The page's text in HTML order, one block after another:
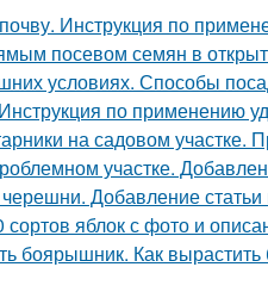
Инструкция по
посевом семян в
условиях. Способы
по применению
на садовом участке.
участке.
Добавление статьи
яблок с фото и
боярышник. Как